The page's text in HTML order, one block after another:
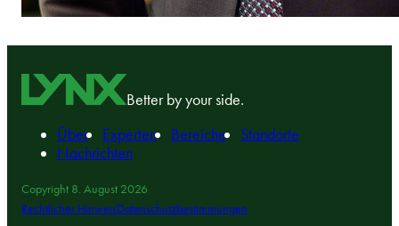
Better by your side.
Über
Experten Bereiche
Standorte
Nachrichten
Copyright 8. August 2026
Rechtlicher HinweisDatenschutzbestimmungen